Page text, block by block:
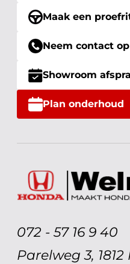
Maak een
Neem contact op
Showroom
Plan onderhoud
072 - 57 16 9 40
Parelweg 3,